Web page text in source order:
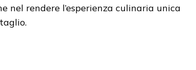
nel rendere l’esperienza culinaria unica